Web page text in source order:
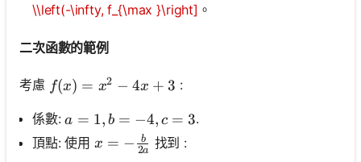
\\left(-\infty, f_{\max }\right] 。
二次函數的範例
考慮 f(x)=x^2-4 x+3
f(x) = x2 − 4x + 3 :
係數:a=1, b=-4, c=3
a = 1, b = −4, c = 3.
頂點: 使用 x=-\frac{b}{2 a}
x = − 2a
b 找到 :